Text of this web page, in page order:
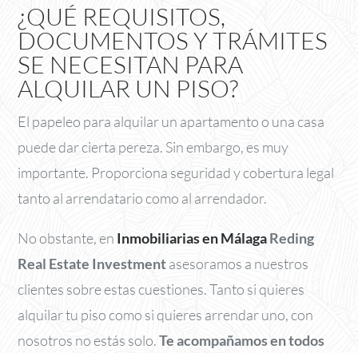
¿QUÉ REQUISITOS,
DOCUMENTOS Y TRÁMITES
SE NECESITAN PARA
ALQUILAR UN PISO?
El papeleo para alquilar un apartamento o una casa
puede dar cierta pereza. Sin embargo, es muy
importante. Proporciona seguridad y cobertura legal
tanto al arrendatario como al arrendador.
No obstante, en Inmobiliarias en MálagaReding
Real Estate Investmentasesoramos a nuestros
clientes sobre estas cuestiones. Tanto si quieres
alquilar tu piso como si quieres arrendar uno, con
nosotros no estás solo.Te acompañamos en todos